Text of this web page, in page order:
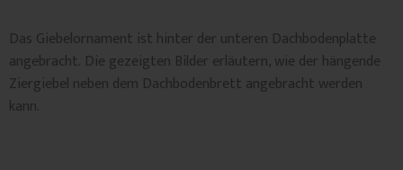
Das Giebelornament ist hinter der unteren Dachbodenplatte
angebracht. Die gezeigten Bilder erläutern, wie der hängende
Ziergiebel neben dem Dachbodenbrett angebracht werden
kann.